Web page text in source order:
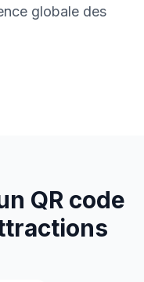
globale des
QR code